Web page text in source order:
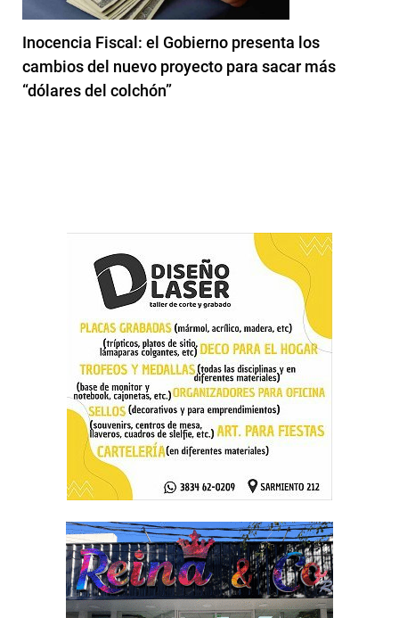
Inocencia Fiscal: el Gobierno presenta los
cambios del nuevo proyecto para sacar más
“dólares del colchón”